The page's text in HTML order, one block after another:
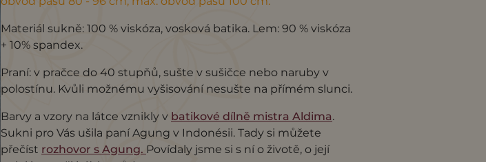
Materiál sukně: 100 % viskóza, vosková batika. Lem: 90 % viskóza
+ 10% spandex.
Praní: v pračce do 40 stupňů, sušte v sušičce nebo naruby v
polostínu. Kvůli možnému vyšisování nesušte na přímém slunci.
Barvy a vzory na látce vznikly v batikové dílně mistra Aldima.
Sukni pro Vás ušila paní Agung v Indonésii. Tady si můžete
přečíst rozhovor s Agung. Povídaly jsme si s ní o životě, o její